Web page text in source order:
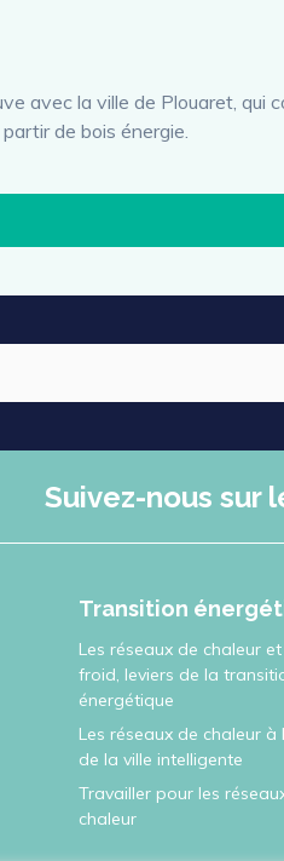
avec la ville de Plouaret, qui
de bois énergie.
Suivez-nous sur
Transition
Les réseaux de chaleur
froid, leviers de la
énergétique
Les réseaux de chaleur à
de la ville intelligente
Travailler pour les
chaleur